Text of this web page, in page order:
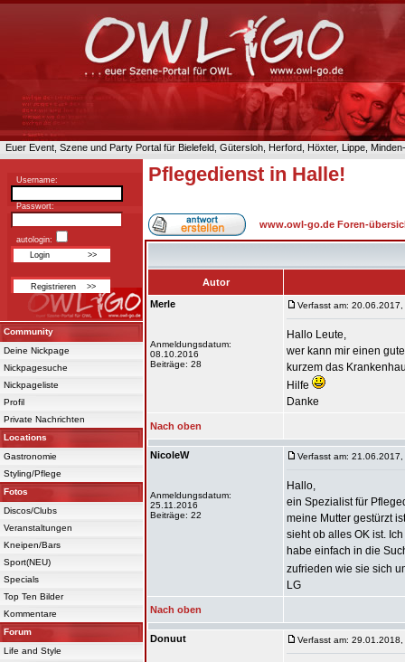
Euer Event, Szene und Party Portal für Bielefeld, Gütersloh, Herford, Höxter, Lippe,
Username:
Passwort:
autologin:
Community
Deine Nickpage
Nickpagesuche
Nickpageliste
Profil
Private Nachrichten
Locations
Gastronomie
Styling/Pflege
Fotos
Discos/Clubs
Veranstaltungen
Kneipen/Bars
Sport(NEU)
Specials
Top Ten Bilder
Kommentare
Forum
Life and Style
Pflegedienst in Halle!
www.owl-go.de Foren-
Autor
Merle
Anmeldungsdatum:
08.10.2016
Beiträge: 28
Verfasst am: 20.06.2017,
Hallo Leute,
wer kann mir einen
kurzem das
Hilfe
Danke
Nach oben
NicoleW
Anmeldungsdatum:
25.11.2016
Beiträge: 22
Verfasst am:
Hallo,
ein Spezialist für
meine Mutter gestürzt
sieht ob alles OK ist.
habe einfach in die
zufrieden wie sie sich
LG
Nach oben
Donuut Verfasst am: